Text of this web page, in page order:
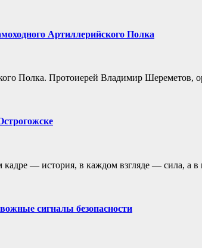
Артиллерийского Полка
Полка. Протоиерей Владимир Шереметов,
— история, в каждом взгляде — сила, а
сигналы безопасности